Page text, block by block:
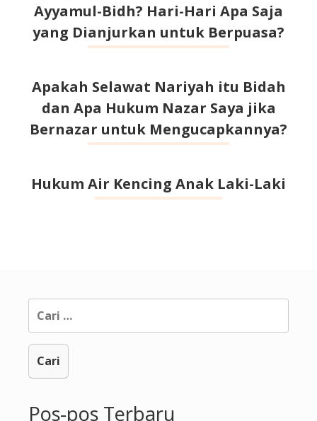
Ayyamul-Bidh? Hari-Hari Apa Saja
yang Dianjurkan untuk Berpuasa?
Apakah Selawat Nariyah itu Bidah
dan Apa Hukum Nazar Saya jika
Bernazar untuk Mengucapkannya?
Hukum Air Kencing Anak Laki-Laki
Cari
untuk:
Pos-pos Terbaru